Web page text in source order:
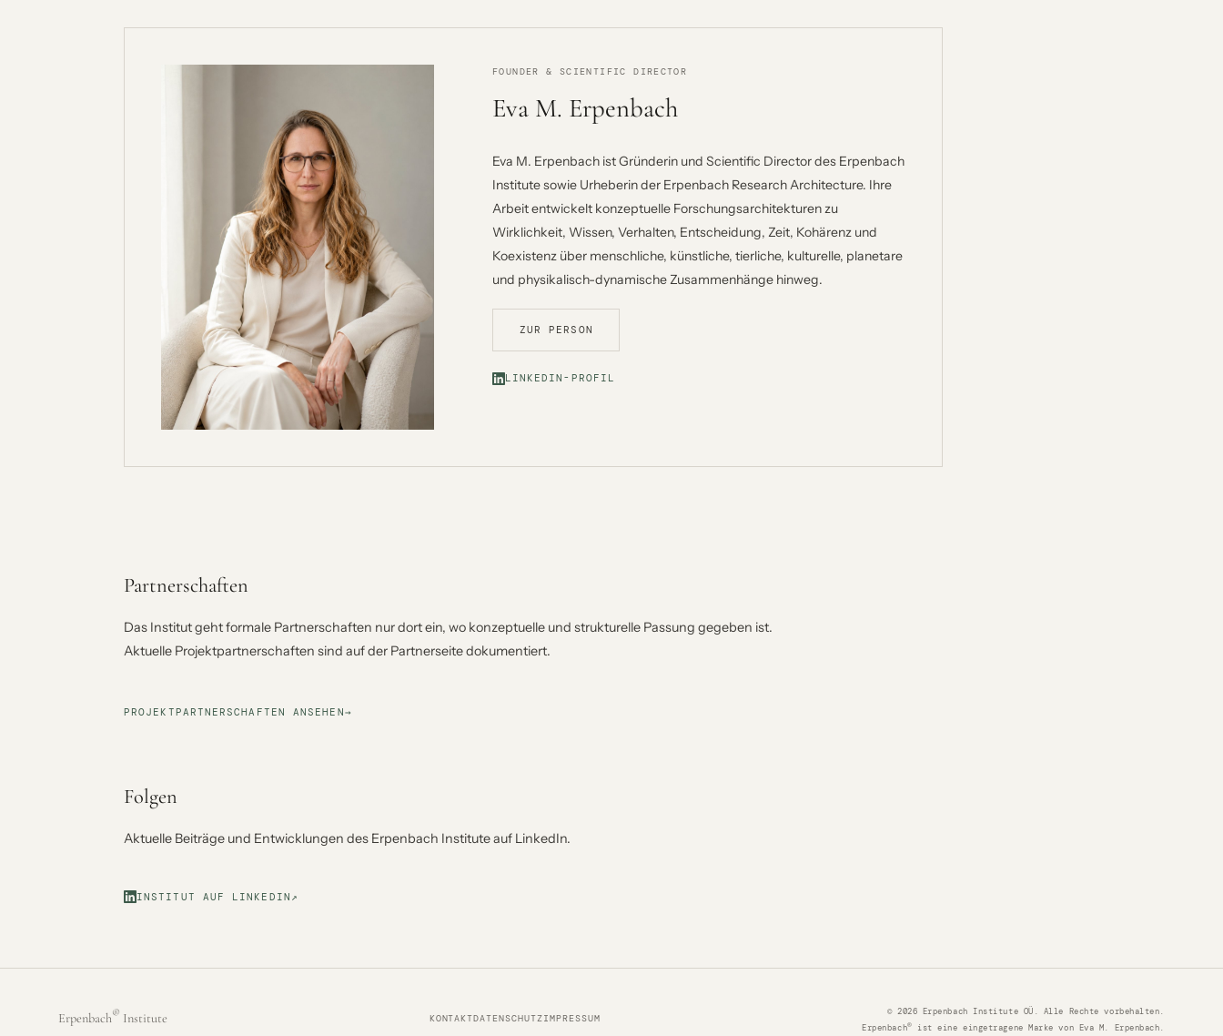
FOUNDER & SCIENTIFIC DIRECTOR
Eva M. Erpenbach
Eva M. Erpenbach ist Gründerin und Scientific Director des Erpenbach
Institute sowie Urheberin der Erpenbach Research Architecture. Ihre
Arbeit entwickelt konzeptuelle Forschungsarchitekturen zu
Wirklichkeit, Wissen, Verhalten, Entscheidung, Zeit, Kohärenz und
Koexistenz über menschliche, künstliche, tierliche, kulturelle, planetare
und physikalisch-dynamische Zusammenhänge hinweg.
ZUR PERSON
LINKEDIN-PROFIL
Partnerschaften
Das Institut geht formale Partnerschaften nur dort ein, wo konzeptuelle und strukturelle Passung gegeben ist.
Aktuelle Projektpartnerschaften sind auf der Partnerseite dokumentiert.
PROJEKTPARTNERSCHAFTEN ANSEHEN→
Folgen
Aktuelle Beiträge und Entwicklungen des Erpenbach Institute auf LinkedIn.
INSTITUT AUF LINKEDIN ↗
Erpenbach® Institute KONTAKTDATENSCHUTZIMPRESSUM
© 2026 Erpenbach Institute OÜ. Alle Rechte vorbehalten.
Erpenbach® ist eine eingetragene Marke von Eva M. Erpenbach.